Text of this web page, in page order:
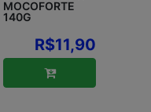
MOCOFORTE
140G
R$11,90